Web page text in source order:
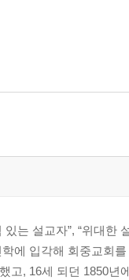
는 설교자”, “위대한
에 입각해 회중교회
고, 16세 되던 1850년